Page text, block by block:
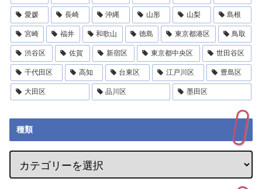
愛媛 長崎 沖縄 山形 山梨 島根
宮崎 福井 和歌山 徳島 東京都港区 鳥取
渋谷区 佐賀 新宿区 東京都中央区 世田谷区
千代田区 高知 台東区 江戸川区 豊島区
大田区 品川区 墨田区
種類